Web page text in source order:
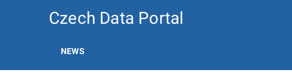
Czech Data Portal
NEWS